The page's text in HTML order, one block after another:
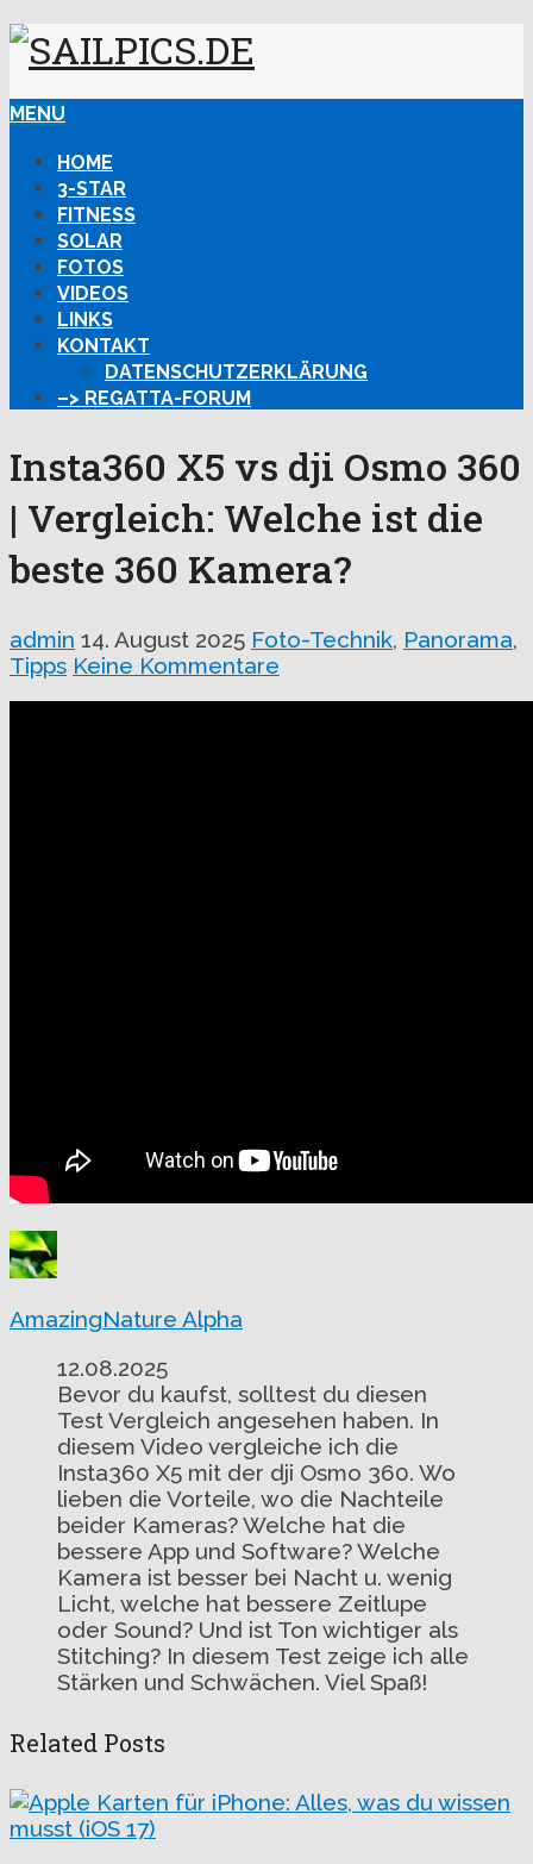
MENU
HOME
3-STAR
FITNESS
SOLAR
FOTOS
VIDEOS
LINKS
KONTAKT
DATENSCHUTZERKLÄRUNG
–> REGATTA-FORUM
Insta360 X5 vs dji Osmo 360
| Vergleich: Welche ist die
beste 360 Kamera?
admin 14. August 2025 Foto-Technik, Panorama,
Tipps Keine Kommentare
AmazingNature Alpha
12.08.2025
Bevor du kaufst, solltest du diesen
Test Vergleich angesehen haben. In
diesem Video vergleiche ich die
Insta360 X5 mit der dji Osmo 360. Wo
lieben die Vorteile, wo die Nachteile
beider Kameras? Welche hat die
bessere App und Software? Welche
Kamera ist besser bei Nacht u. wenig
Licht, welche hat bessere Zeitlupe
oder Sound? Und ist Ton wichtiger als
Stitching? In diesem Test zeige ich alle
Stärken und Schwächen. Viel Spaß!
Related Posts